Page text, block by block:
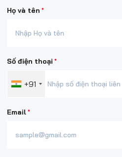
Họ và tên *
Email*
Số điện thoại *
+91